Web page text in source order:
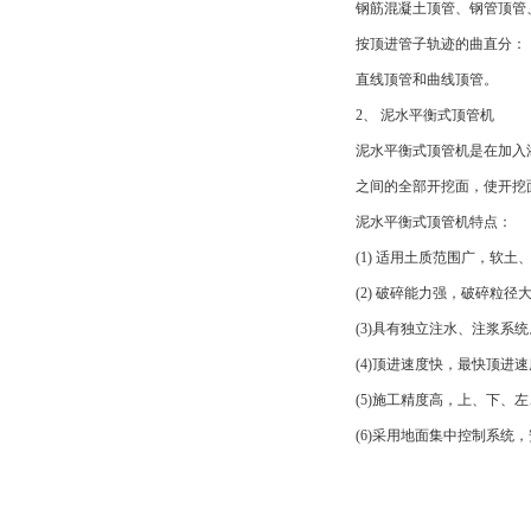
钢筋混凝土顶管、钢管顶
按顶进管子轨迹的曲直分：
直线顶管和曲线顶管。
2、 泥水平衡式顶管机
泥水平衡式顶管机是在加
之间的全部开挖面，使开挖
泥水平衡式顶管机特点：
(1) 适用土质范围广，软土
(2) 破碎能力强，破碎粒径
(3)具有独立注水、注浆系
(4)顶进速度快，最快顶进
(5)施工精度高，上、下、
(6)采用地面集中控制系统